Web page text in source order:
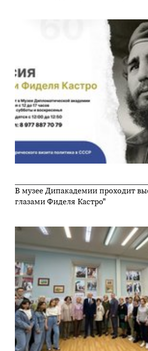
В музее Дипакадемии проходит
глазами Фиделя Кастро"